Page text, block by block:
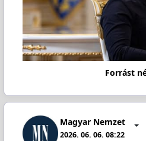
Forrást
Magyar Nemzet
2026. 06. 06. 08:22